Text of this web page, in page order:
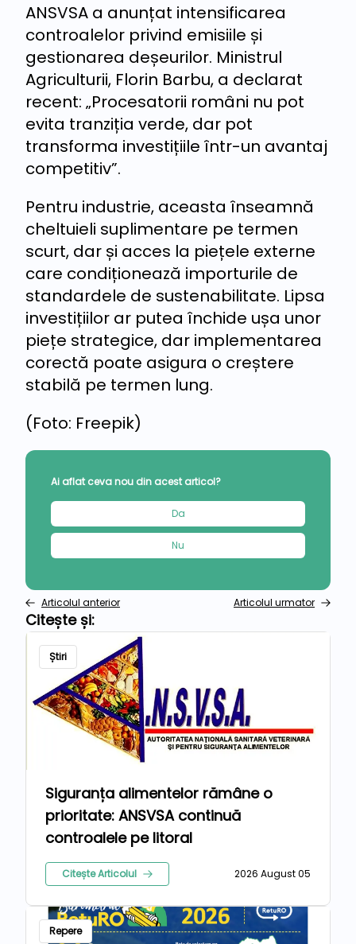
ANSVSA a anunțat intensificarea
controalelor privind emisiile și
gestionarea deșeurilor. Ministrul
Agriculturii, Florin Barbu, a declarat
recent: „Procesatorii români nu pot
evita tranziția verde, dar pot
transforma investițiile într-un avantaj
competitiv”.
Pentru industrie, aceasta înseamnă
cheltuieli suplimentare pe termen
scurt, dar și acces la piețele externe
care condiționează importurile de
standardele de sustenabilitate. Lipsa
investițiilor ar putea închide ușa unor
piețe strategice, dar implementarea
corectă poate asigura o creștere
stabilă pe termen lung.
(Foto: Freepik)
Ai aflat ceva nou din acest articol?
Da
Nu
Articolul anterior Articolul urmator
Citește și:
Știri
Siguranța alimentelor rămâne o
prioritate: ANSVSA continuă
controalele pe litoral
Citește Articolul 2026 August 05
Repere